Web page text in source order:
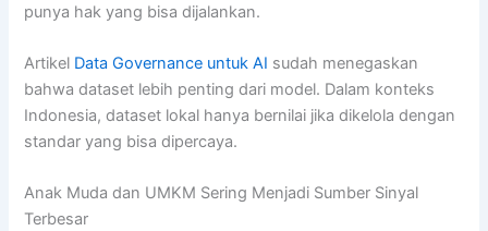
punya hak yang bisa dijalankan.
Artikel Data Governance untuk AI sudah menegaskan
bahwa dataset lebih penting dari model. Dalam konteks
Indonesia, dataset lokal hanya bernilai jika dikelola dengan
standar yang bisa dipercaya.
Anak Muda dan UMKM Sering Menjadi Sumber Sinyal
Terbesar